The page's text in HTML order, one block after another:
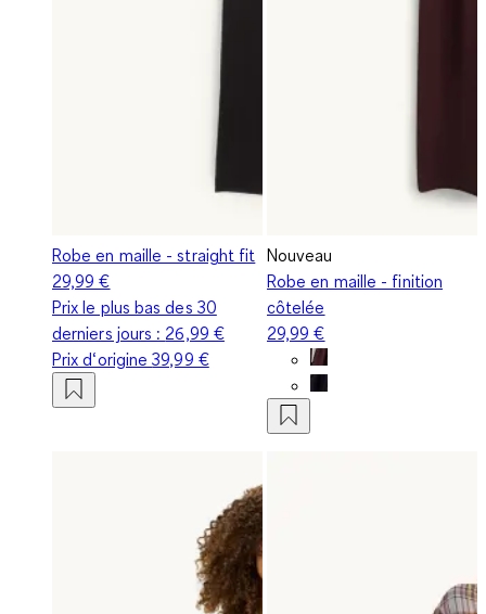
Robe en maille - straight fit
29,99 €
Prix le plus bas des 30
derniers jours : 26,99 €
Prix d‘origine39,99 €
Nouveau
Robe en maille - finition
côtelée
29,99 €